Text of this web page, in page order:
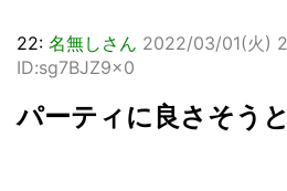
22: 名無しさん 2022/03/01(火)
ID:sg7BJZ9x0
パーティに良さそう